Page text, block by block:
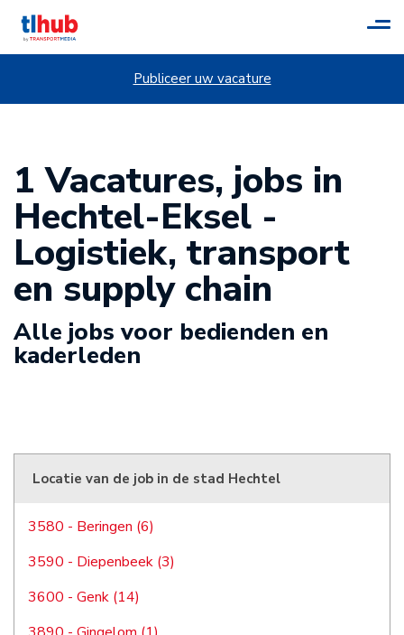
Publiceer uw vacature
1 Vacatures, jobs in
Hechtel-Eksel -
Logistiek, transport
en supply chain
Alle jobs voor bedienden en
kaderleden
Locatie van de job in de stad Hechtel
3580 - Beringen (6)
3590 - Diepenbeek (3)
3600 - Genk (14)